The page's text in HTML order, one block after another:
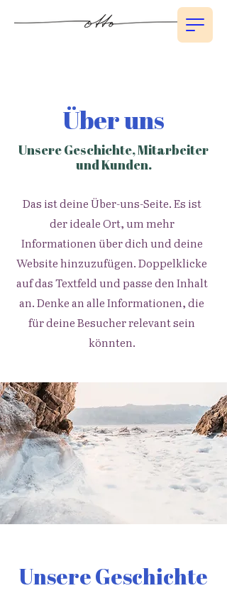
Über uns
Unsere Geschichte, Mitarbeiter
und Kunden.
Das ist deine Über-uns-Seite. Es ist
der ideale Ort, um mehr
Informationen über dich und deine
Website hinzuzufügen. Doppelklicke
auf das Textfeld und passe den Inhalt
an. Denke an alle Informationen, die
für deine Besucher relevant sein
könnten.
Unsere Geschichte